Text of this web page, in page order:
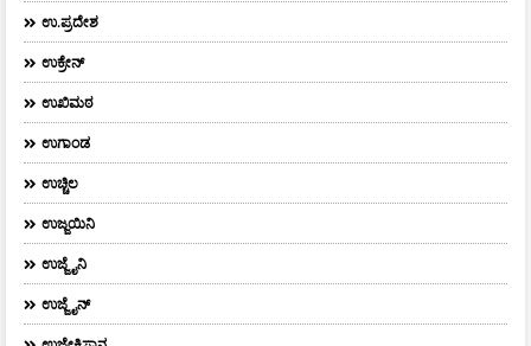
ಉ.ಪ್ರದೇಶ
ಉಕ್ರೇನ್
ಉಖಿಮಠ
ಉಗಾಂಡ
ಉಚ್ಚಿಲ
ಉಜ್ಜಯಿನಿ
ಉಜ್ಜೈನಿ
ಉಜ್ಜೈನ್